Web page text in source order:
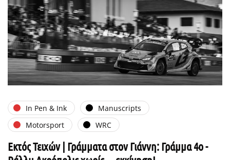
In Pen & Ink
Manuscripts
Motorsport
WRC
Εκτός Τειχών | Γράμματα στον Γιάννη: Γράμμα 4ο -